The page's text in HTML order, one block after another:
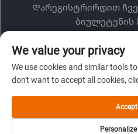
Დარეგისტრირდით
ბიულეტენის
We value your privacy
We use cookies and similar tools
don't want to accept all cookies,
Accept